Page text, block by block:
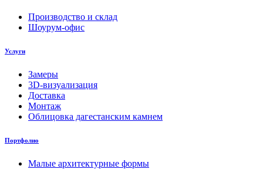
Производство и склад
Шоурум-офис
Услуги
Замеры
3D-визуализация
Доставка
Монтаж
Облицовка дагестанским камнем
Портфолио
Малые архитектурные формы